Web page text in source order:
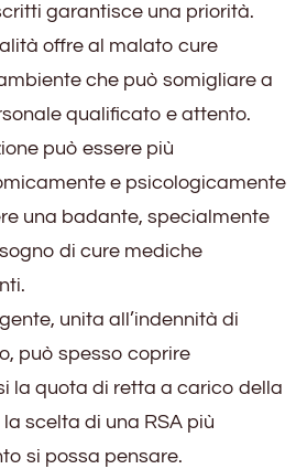
garantisce una priorità.
offre al malato cure
che può somigliare a
qualificato e attento.
può essere più
e psicologicamente
una badante, specialmente
di cure mediche
unita all’indennità di
può spesso coprire
la quota di retta a carico della
scelta di una RSA più
si possa pensare.